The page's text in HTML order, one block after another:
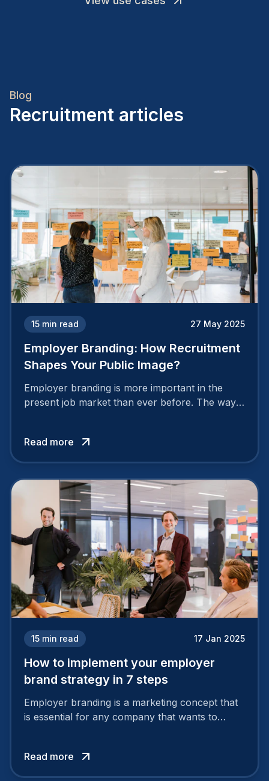
Blog
Recruitment articles
15 min read 27 May 2025
Employer Branding: How Recruitment
Shapes Your Public Image?
Employer branding is more important in the
present job market than ever before. The way
Read more
15 min read 17 Jan 2025
How to implement your employer
brand strategy in 7 steps
Employer branding is a marketing concept that
is essential for any company that wants to
solid and positive employer brand are clear, you
cannot simply wave a magic wand for it to be
Read more